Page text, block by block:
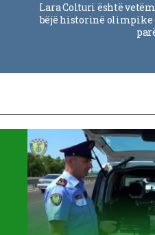
Lara Colturi është
bëjë historinë olimpike